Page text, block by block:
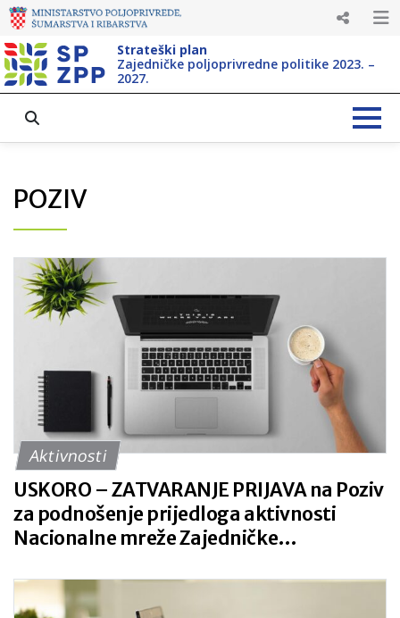
Strateški plan
Zajedničke poljoprivredne politike 2023. –
2027.
POZIV
Aktivnosti
USKORO – ZATVARANJE PRIJAVA na Poziv
za podnošenje prijedloga aktivnosti
Nacionalne mreže Zajedničke